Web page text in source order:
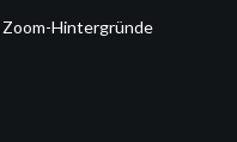
Zoom-Hintergründe